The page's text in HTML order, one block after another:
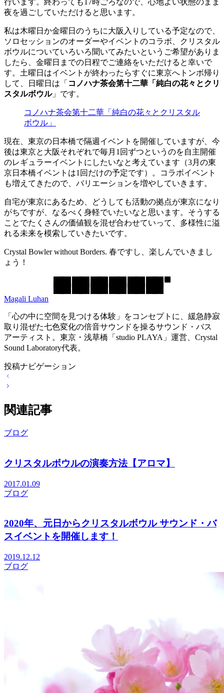
行います。終わっても17時ごろなので、心地よい状態のまま
夜を過ごしていただけると思います。
私は木曜日か金曜日のうちに大阪入りしている予定なので、
ソロセッションのオーダーやイベントのコラボ、クリスタル
ボウルについていろいろ聞いてみたいというご希望がありま
したら、金曜日までの日程でご連絡をいただけると幸いで
す。土曜日はイベントが終わったらすぐに東京へトンボ帰り
して、日曜日は「 コノハナ茶会第十二華「純白の花々とクリ
スタルボウル」です。
コノハナ茶会第十二華「純白の花々とクリスタル
ボウル」
現在、東京の日本橋で隔週イベントを開催していますが、今
後は東京と大阪それぞれで毎月1回ずつというのを自主開催
のレギュラーイベントにしたいなと考えています（3月の東
京日本橋イベントは1回だけの予定です）。コラボイベント
も増えてきたので、バリエーションを増やしていきます。
自宅が東京にあるため、どうしても活動の拠点が東京になり
がちですが、なるべく身軽でいたいなと思います。そうする
ことでたくさんの価値観を混ぜ合わせていって、多様性に溢
れる未来を模索していきたいです。
Crystal Bowler without Borders. 春ですし、楽しんでいきまし
ょう！
Magali Luhan
「心の中に空間を見つける体験」をコンセプトに、緩急静寂
取り混ぜた七色変化の倍音サウンドを操るサウンド・バス
アーティスト。東京・浅草橋「studio PLAYA」運営、Crystal
Sound Laboratory代表。
投稿ナビゲーション
関連記事
ブログ
クリスタルボウルの演奏方法【アロマ】
2017.01.09
ブログ
2020年、元日からクリスタルボウル サウンド・バ
スイベントを開催します！
2019.12.12
ブログ